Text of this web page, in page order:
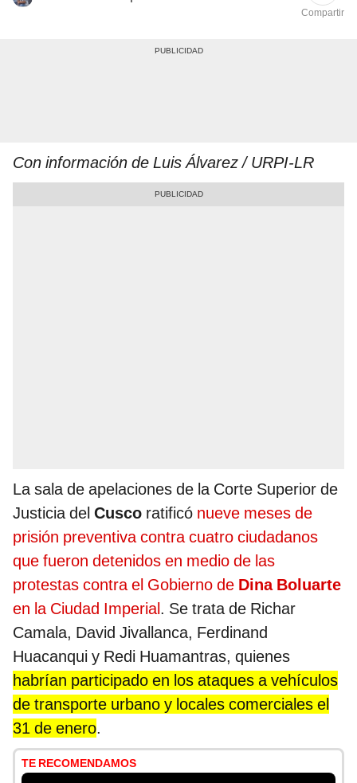
Compartir
Con información de Luis Álvarez / URPI-LR
La sala de apelaciones de la Corte Superior de
Justicia del Cusco ratificó nueve meses de
prisión preventiva contra cuatro ciudadanos
que fueron detenidos en medio de las
protestas contra el Gobierno de Dina Boluarte
en la Ciudad Imperial. Se trata de Richar
Camala, David Jivallanca, Ferdinand
Huacanqui y Redi Huamantras, quienes
habrían participado en los ataques a vehículos
de transporte urbano y locales comerciales el
31 de enero.
TE RECOMENDAMOS